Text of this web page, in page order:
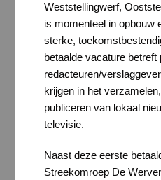
Weststellingwerf,
is momenteel in opbouw
sterke,
betaalde vacature betreft
redacteuren/
krijgen in het
publiceren van lokaal
televisie.
Naast deze eerste
Streekomroep De